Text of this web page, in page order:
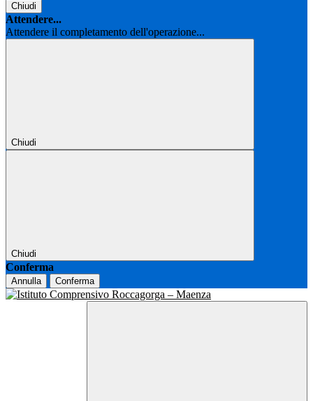
Chiudi
Attendere...
Attendere il completamento dell'operazione...
Chiudi
Chiudi
Conferma
Annulla Conferma